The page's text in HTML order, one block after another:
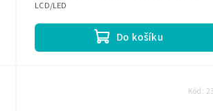
Do košíku
LCD/LED
Kód: